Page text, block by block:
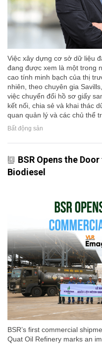
Việc xây dựng cơ sở dữ liệu
đang được xem là một trong
cao tính minh bạch của thị
nhiên, theo chuyên gia
việc chuyển đổi hồ sơ giấy
kết nối, chia sẻ và khai thác
quan quản lý và các chủ thể
Bất động sản
BSR Opens the
Biodiesel
BSR’s first commercial
Quat Oil Refinery marks an